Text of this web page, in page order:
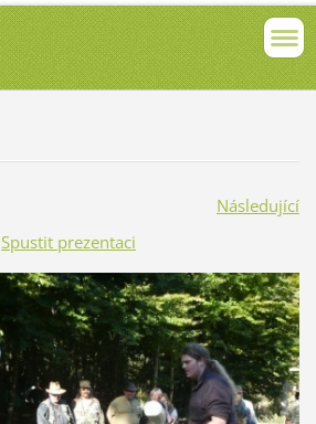
Následující
Spustit prezentaci